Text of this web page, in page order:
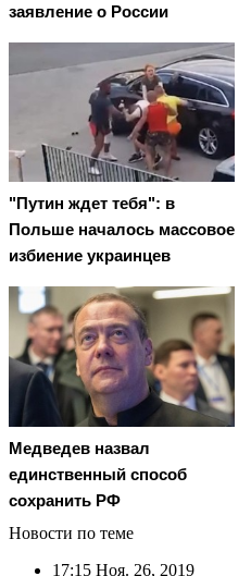
заявление о России
"Путин ждет тебя": в
Польше началось массовое
избиение украинцев
Медведев назвал
единственный способ
сохранить РФ
Новости по теме
17:15 Ноя. 26, 2019